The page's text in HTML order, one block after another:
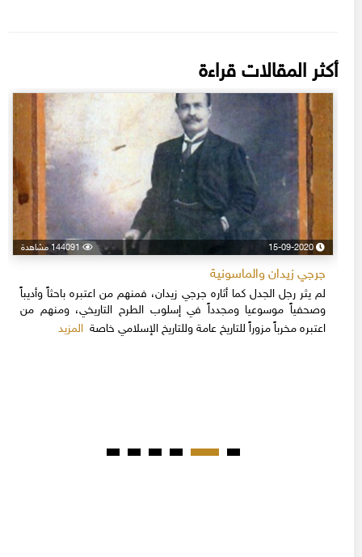
أكثر المقالات قراءة
15-09-2020 144091 مشاهدة
جرجي زيدان والماسونية
لم يثر رجل الجدل كما أثاره جرجي زيدان، فمنهم من اعتبره باحثاً وأديباً
وصحفياً موسوعيا ومجدداً في إسلوب الطرح التاريخي، ومنهم من
اعتبره مخرباً مزوراً للتاريخ عامة وللتاريخ الإسلامي خاصةالمزيد